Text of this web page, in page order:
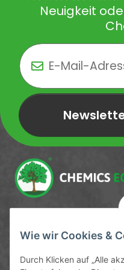
Wie wir Cookies &
Durch Klicken auf „Alle
Neuigkeit
Newsletter Newsletter
Service-Hotline
09372 / 70 80 90